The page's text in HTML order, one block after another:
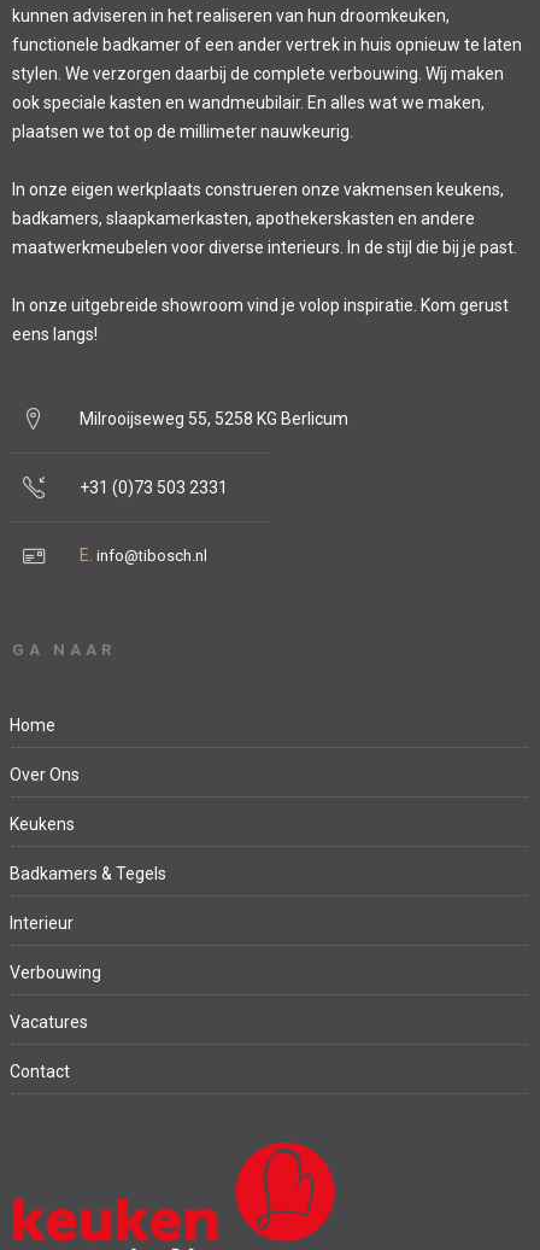
kunnen adviseren in het realiseren van hun droomkeuken,
functionele badkamer of een ander vertrek in huis opnieuw te laten
stylen. We verzorgen daarbij de complete verbouwing. Wij maken
ook speciale kasten en wandmeubilair. En alles wat we maken,
plaatsen we tot op de millimeter nauwkeurig.
In onze eigen werkplaats construeren onze vakmensen keukens,
badkamers, slaapkamerkasten, apothekerskasten en andere
maatwerkmeubelen voor diverse interieurs. In de stijl die bij je past.
In onze uitgebreide showroom vind je volop inspiratie. Kom gerust
eens langs!
Milrooijseweg 55, 5258 KG Berlicum
+31 (0)73 503 2331
E. info@tibosch.nl
GA NAAR
Home
Over Ons
Keukens
Badkamers & Tegels
Interieur
Verbouwing
Vacatures
Contact